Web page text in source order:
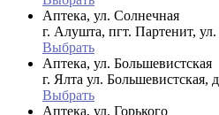
Аптека, ул. Солнечная
г. Алушта, пгт. Партенит,
Выбрать
Аптека, ул. Большевистская
г. Ялта ул. Большевистская,
Выбрать
Аптека, ул. Горького